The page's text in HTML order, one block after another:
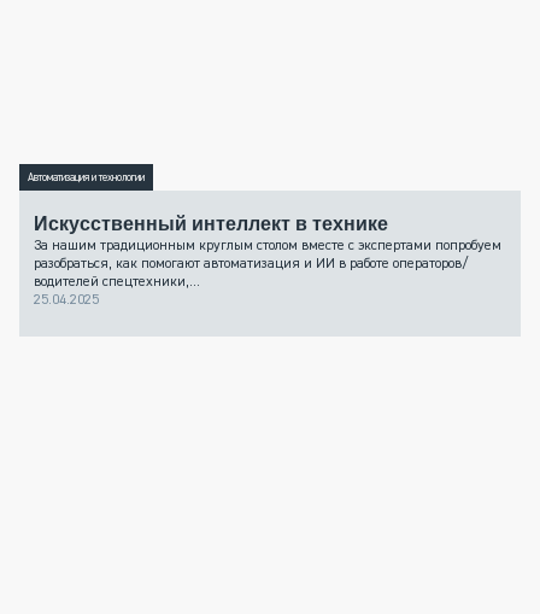
Автоматизация и технологии
Искусственный интеллект в технике
За нашим традиционным круглым столом вместе с экспертами попробуем
разобраться, как помогают автоматизация и ИИ в работе операторов/
водителей спецтехники,...
25.04.2025